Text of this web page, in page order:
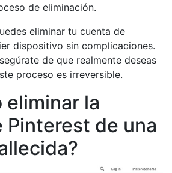
de eliminación.
eliminar tu cuenta de
dispositivo sin complicaciones.
de que realmente deseas
proceso es irreversible.
eliminar la
Pinterest de una